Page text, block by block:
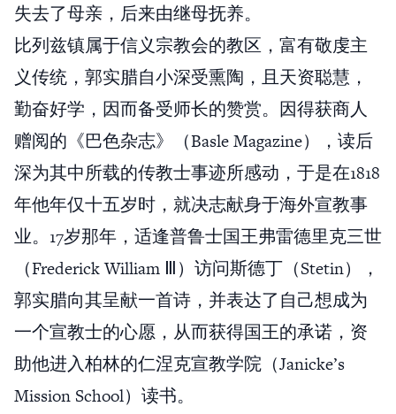
失去了母亲，后来由继母抚养。
比列兹镇属于信义宗教会的教区，富有敬虔主
义传统，郭实腊自小深受熏陶，且天资聪慧，
勤奋好学，因而备受师长的赞赏。因得获商人
赠阅的《巴色杂志》（Basle Magazine），读后
深为其中所载的传教士事迹所感动，于是在1818
年他年仅十五岁时，就决志献身于海外宣教事
业。17岁那年，适逢普鲁士国王弗雷德里克三世
（Frederick William Ⅲ）访问斯德丁（Stetin），
郭实腊向其呈献一首诗，并表达了自己想成为
一个宣教士的心愿，从而获得国王的承诺，资
助他进入柏林的仁涅克宣教学院（Janicke’s
Mission School）读书。